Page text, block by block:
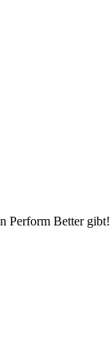
Perform Better gibt!